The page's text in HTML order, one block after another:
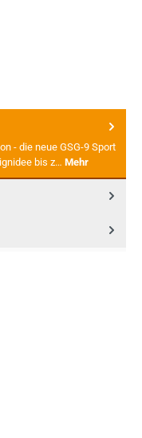
- die neue GSG-9 Sport
bis z… Mehr